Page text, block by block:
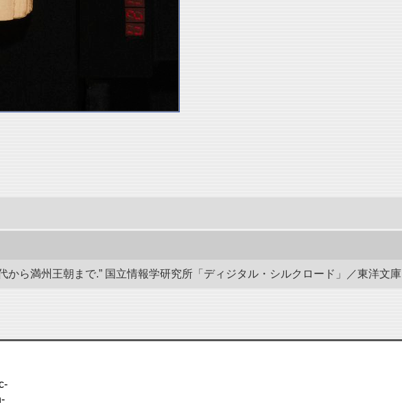
から満州王朝まで.” 国立情報学研究所「ディジタル・シルクロード」／東洋文